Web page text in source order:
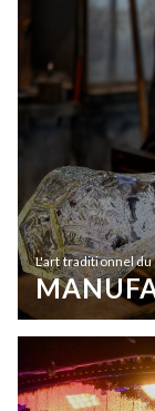
L'art traditionnel